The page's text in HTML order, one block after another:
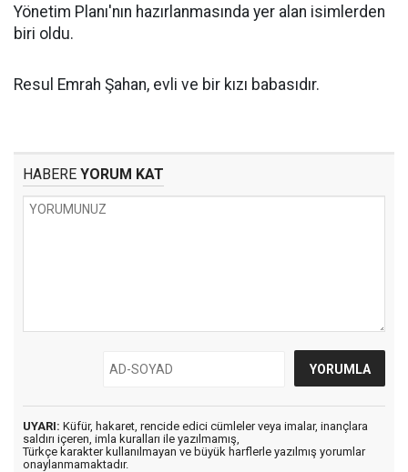
Yönetim Planı'nın hazırlanmasında yer alan isimlerden
biri oldu.
Resul Emrah Şahan, evli ve bir kızı babasıdır.
HABERE YORUM KAT
UYARI: Küfür, hakaret, rencide edici cümleler veya imalar, inançlara
saldırı içeren, imla kuralları ile yazılmamış,
Türkçe karakter kullanılmayan ve büyük harflerle yazılmış yorumlar
onaylanmamaktadır.